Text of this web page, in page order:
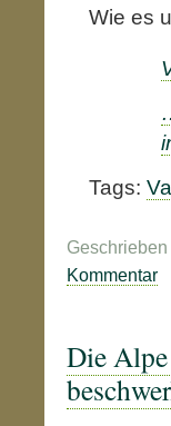
Wie es
Tags:
Kommentar
Die